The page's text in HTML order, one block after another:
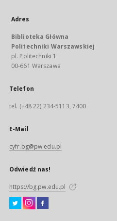
Adres
Biblioteka Główna
Politechniki Warszawskiej
pl. Politechniki 1
00-661 Warszawa
Telefon
tel. (+48 22) 234-5113, 7400
E-Mail
cyfr.bg@pw.edu.pl
Odwiedź nas!
https://bg.pw.edu.pl